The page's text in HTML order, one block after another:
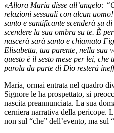
«Allora Maria disse all’angelo:
relazioni sessuali con alcun
santo e santificante scenderà su
scendere la sua ombra su te. È
nascerà sarà santo e chiamato
Elisabetta, tua parente, nella sua
questo è il sesto mese per lei, che
parola da parte di Dio resterà
Maria, ormai entrata nel quadro
Signore le ha prospettato, si
nascita preannunciata. La sua
cerniera narrativa della pericope.
non sul “che” dell’evento, ma sul